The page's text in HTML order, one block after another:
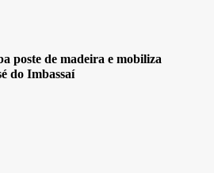
poste de madeira e mobiliza
do Imbassaí